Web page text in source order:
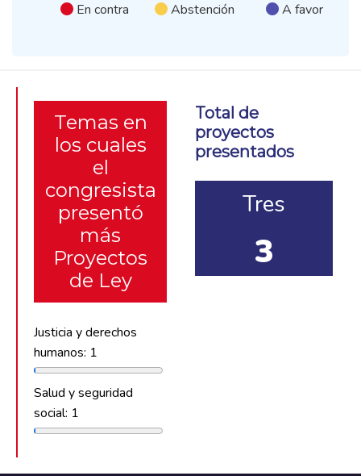
En contra Abstención A favor
Temas en
los cuales
el
congresista
presentó
más
Proyectos
de Ley
Justicia y derechos
humanos: 1
Salud y seguridad
social: 1
Total de
proyectos
presentados
Tres
3